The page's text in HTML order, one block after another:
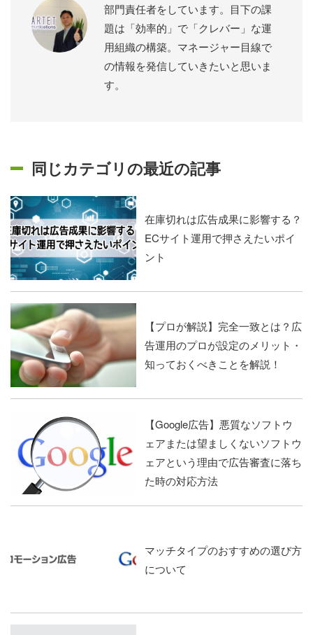
部門責任者をしています。目下の課
題は「効率的」で「クレバー」な運
用組織の構築。マネージャー目線で
の情報を発信していきたいと思いま
す。
同じカテゴリの最近の記事
在庫切れは広告成果に影響する？
ECサイト運用で押さえたいポイ
ント
【プロが解説】完全一致とは？広
告運用のプロが設定のメリット・
知っておくべきことを解説！
【Google広告】悪質なソフトウ
ェアまたは望ましくないソフトウ
ェアという理由で広告審査に落ち
た時の対応方法
マッチタイプのおすすめの選び方
について